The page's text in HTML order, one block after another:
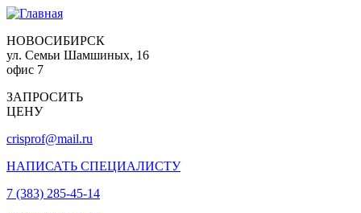
НОВОСИБИРСК
ул. Семьи Шамшиных, 16
офис 7
ЗАПРОСИТЬ
ЦЕНУ
crisprof@mail.ru
НАПИСАТЬ СПЕЦИАЛИСТУ
7 (383) 285-45-14